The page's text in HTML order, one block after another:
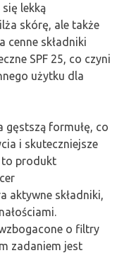
się lekką
skórę, ale także
cenne składniki
SPF 25, co czyni
użytku dla
gęstszą formułę, co
i skuteczniejsze
to produkt
aktywne składniki,
o filtry
zadaniem jest